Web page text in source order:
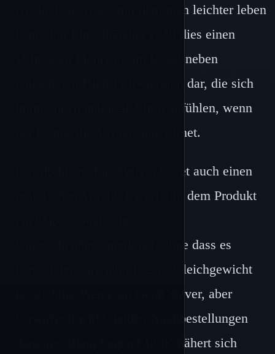
Neuheit zu etwas, mit dem man leichter leben
kann. Für Einzelhändler stellt dies einen
sichtbaren Mehrwert im Regal neben
einfacheren High-Puff-Geräten dar, die sich
immer noch undurchsichtig anfühlen, wenn
der Kunde die Verpackung öffnet.
Das drehbare Top-System bietet auch einen
praktischen Vorteil. Es verleiht dem Produkt
Unterscheidungsmerkmal, ohne dass es
kompliziert aussieht. Dieses Gleichgewicht
ist wichtig. Wenn ein Gerät clever, aber
verwirrend wirkt, leiden Nachbestellungen
darunter. Bang Legend 120K nähert sich